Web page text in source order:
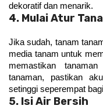
dekoratif dan menarik.
4. Mulai Atur
Jika sudah, tanam
media tanam untuk
memastikan
tanaman, pastikan
setinggi seperempat
5. Isi Air Bersih